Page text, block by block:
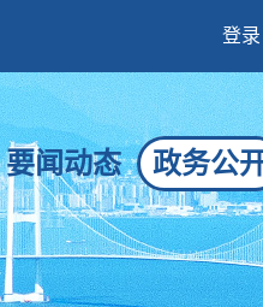
登录
要闻动态 政务公